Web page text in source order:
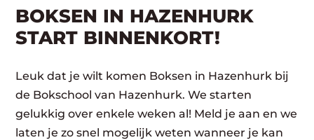
BOKSEN IN HAZENHURK
START BINNENKORT!
Leuk dat je wilt komen Boksen in Hazenhurk bij
de Bokschool van Hazenhurk. We starten
gelukkig over enkele weken al! Meld je aan en we
laten je zo snel mogelijk weten wanneer je kan